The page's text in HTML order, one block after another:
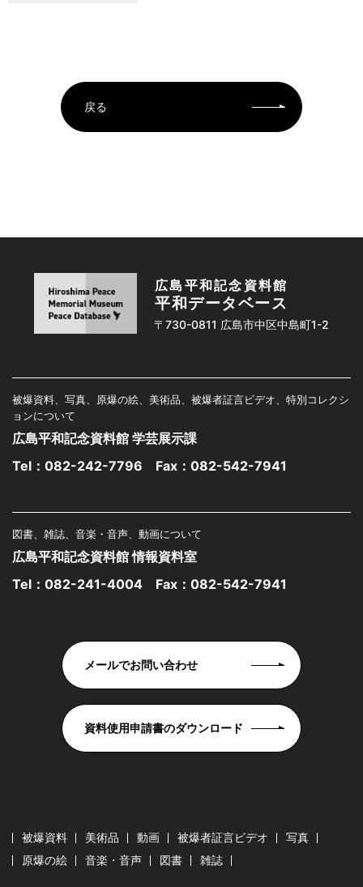
戻る
広島平和記念資料館
平和データベース
〒730-0811 広島市中区中島町1-2
被爆資料、写真、原爆の絵、美術品、被爆者証言ビデオ、特別コレクシ
ョンについて
広島平和記念資料館 学芸展示課
Tel： 082-242-7796 Fax：082-542-7941
図書、雑誌、音楽・音声、動画について
広島平和記念資料館 情報資料室
Tel： 082-241-4004 Fax：082-542-7941
メールでお問い合わせ
資料使用申請書のダウンロード
被爆資料 美術品 動画 被爆者証言ビデオ
写真
原爆の絵
音楽・音声 図書 雑誌